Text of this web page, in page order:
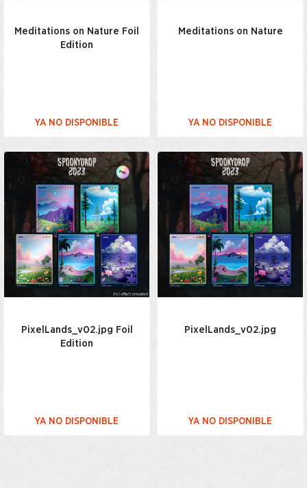
Meditations on Nature Foil
Edition
YA NO DISPONIBLE
Meditations on Nature
YA NO DISPONIBLE
PixelLands_v02.jpg Foil
Edition
YA NO DISPONIBLE
PixelLands_v02.jpg
YA NO DISPONIBLE